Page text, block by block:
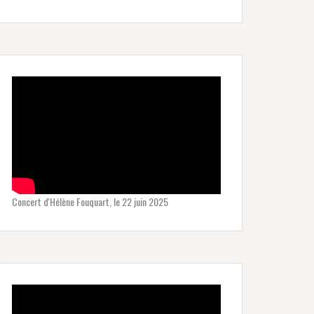
Concert d'Hélène Fouquart, le 22 juin 2025